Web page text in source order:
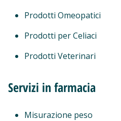
Prodotti Omeopatici
Prodotti per Celiaci
Prodotti Veterinari
Servizi in farmacia
Misurazione peso